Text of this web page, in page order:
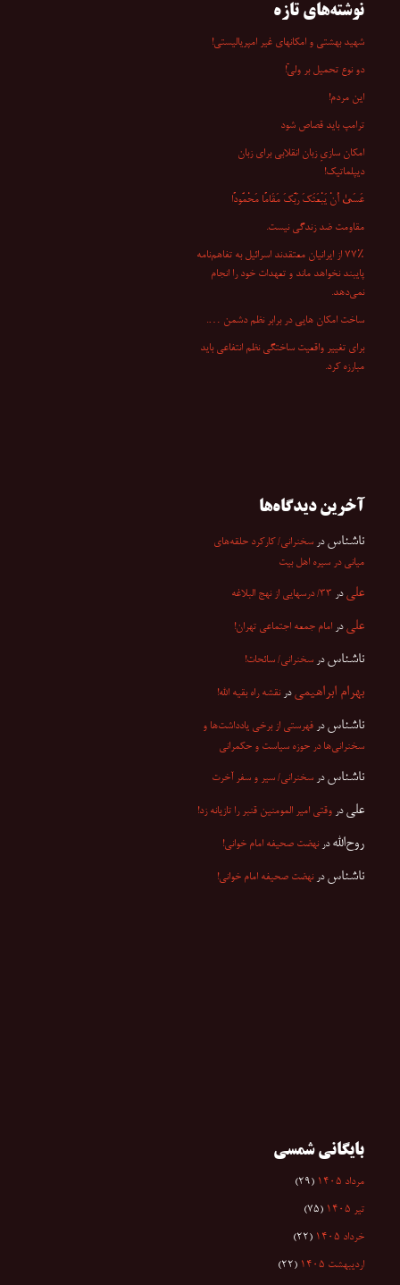
نوشته‌های تازه
شهید بهشتی و امکانهای غیر امپریالیستی!
دو نوع تحمیل بر ولیّ!
این مردم!
ترامپ باید قصاص شود
امکان سازیِ زبان انقلابی برای زبان
دیپلماتیک!
عَسَىٰ أَنْ یَبْعَثَکَ رَبُّکَ مَقَامًا مَحْمُودًا
مقاومت ضد زندگی نیست.
۷۷٪ از ایرانیان معتقدند اسرائیل به تفاهم‌نامه
پایبند نخواهد ماند و تعهدات خود را انجام
نمی‌دهد.
ساخت امکان هایی در برابر نظم دشمن ….
برای تغییر واقعیت ساختگی نظم انتفاعی باید
مبارزه کرد.
آخرین دیدگاه‌ها
ناشناس در سخنرانی/ کارکرد حلقه‌های
میانی در سیره اهل بیت
علی در ۳۳/ درسهایی از نهج البلاغه
علی در امام جمعه اجتماعی تهران!
ناشناس در سخنرانی/ سائحات!
بهرام ابراهیمی درنقشه راه بقیه الله!
ناشناس در فهرستی از برخی یادداشت‌ها و
سخنرانی‌ها در حوزه سیاست و حکمرانی
ناشناس در سخنرانی/ سیر و سفر آخرت
علی در وقتی امیر المومنین قنبر را تازیانه زد!
روح‌الله درنهضت صحیفه امام خوانی!
ناشناس درنهضت صحیفه امام خوانی!
بایگانی شمسی
مرداد ۱۴۰۵ (۲۹)
تیر ۱۴۰۵ (۷۵)
خرداد ۱۴۰۵ (۲۲)
اردیبهشت ۱۴۰۵ (۲۲)